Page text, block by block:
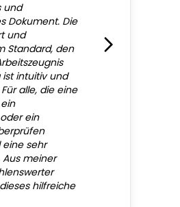
und
Dokument. Die
und
Standard, den
intuitiv und
alle, die eine
ein
eine sehr
meiner
hilfreiche